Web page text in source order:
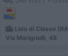
Lido di Classe
Via Marignolli, 48